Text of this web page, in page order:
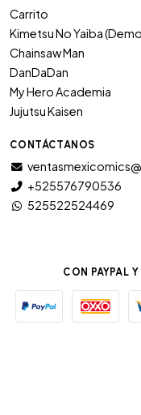
Carrito
Kimetsu No Yaiba
Chainsaw Man
DanDaDan
My Hero Academia
Jujutsu Kaisen
CONTÁCTANOS
+525576790536
525522524469
CON PAYPAL